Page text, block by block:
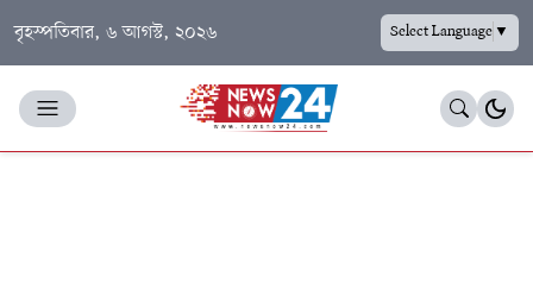
বৃহস্পতিবার, ৬ আগস্ট, ২০২৬ Select Language▼